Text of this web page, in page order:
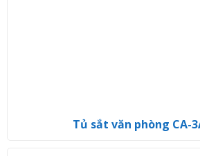
Tủ sắt văn phòng CA-